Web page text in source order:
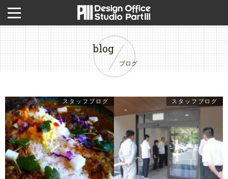
ブログ
blog
スタッフブログ スタッフブログ